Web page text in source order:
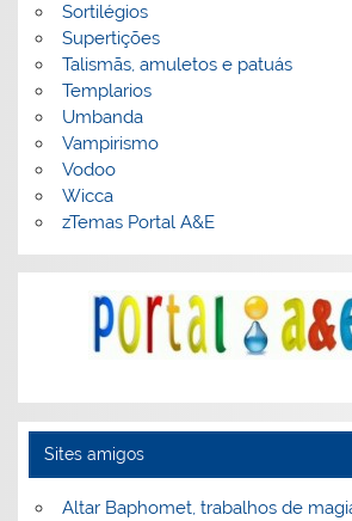
Sortilégios
Supertições
Talismãs, amuletos e patuás
Templarios
Umbanda
Vampirismo
Vodoo
Wicca
zTemas Portal A&E
Sites amigos
Altar Baphomet, trabalhos de